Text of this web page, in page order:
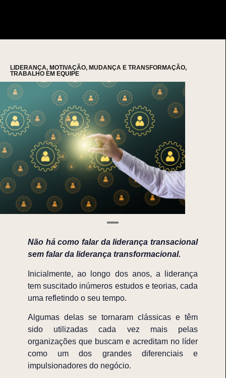
LIDERANÇA, MOTIVAÇÃO, MUDANÇA E TRANSFORMAÇÃO,
TRABALHO EM EQUIPE
Não há como falar da liderança transacional
sem falar da liderança transformacional.
Inicialmente, ao longo dos anos, a liderança
tem suscitado inúmeros estudos e teorias, cada
uma refletindo o seu tempo.
Algumas delas se tornaram clássicas e têm
sido utilizadas cada vez mais pelas
organizações que buscam e acreditam no líder
como um dos grandes diferenciais e
impulsionadores do negócio.